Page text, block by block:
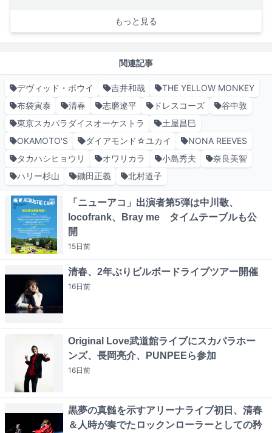
もっと見る
関連記事
デヴィッド・ボウイ 吉井和哉
THE YELLOW MONKEY
布袋寅泰
清春 志磨遼平 ドレスコーズ
谷中敦
東京スカパラダイスオーケストラ
土屋昌巳
OKAMOTO'S
ダイアモンド☆ユカイ
NONA REEVES
タカハシヒョウリ
オワリカラ 小島秀夫
奈良美智
ハリー杉山
鋤田正義 北村道子
「ニューアコ」出演者第5弾は中川敬、
locofrank、Bray me タイムテーブルも公
開
15日前
清春、2年ぶりビルボードライブツアー開催
16日前
Original Love武道館ライブにスカパラホー
ンズ、長岡亮介、PUNPEEら参加
16日前
黒夢の真髄を示すアリーナライブ初日、清春
＆人時が奏でたロックンローラーとしての矜